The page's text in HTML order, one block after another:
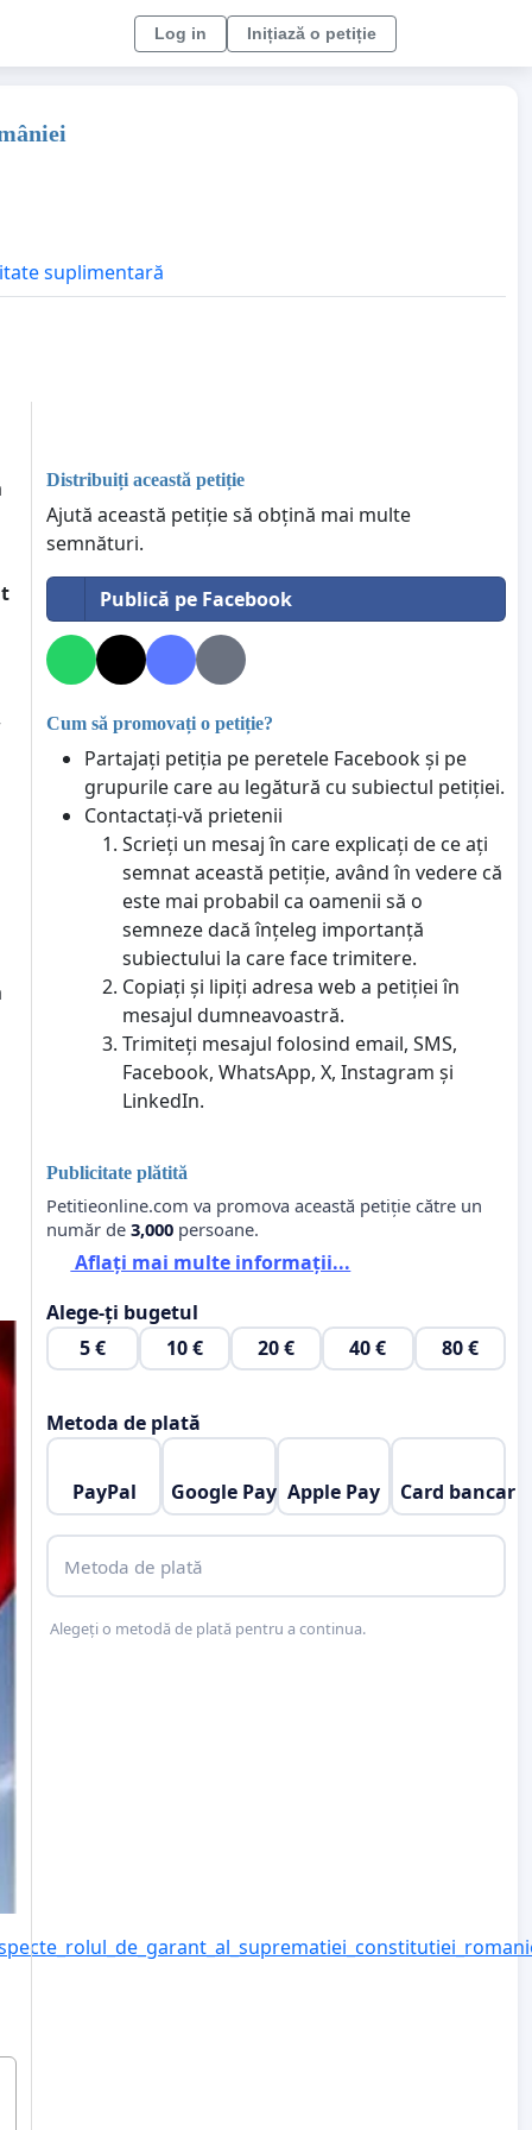
Log in Inițiază o petiție
suplimentară
Distribuiți această petiție
Ajută această petiție să obțină mai multe
semnături.
Publică pe Facebook
Cum să promovați o petiție?
Partajați petiția pe peretele Facebook și pe
grupurile care au legătură cu subiectul petiției.
Contactați-vă prietenii
Scrieți un mesaj în care explicați de ce ați
semnat această petiție, având în vedere că
este mai probabil ca oamenii să o
semneze dacă înțeleg importanță
subiectului la care face trimitere.
Copiați și lipiți adresa web a petiției în
mesajul dumneavoastră.
Trimiteți mesajul folosind email, SMS,
Facebook, WhatsApp, X, Instagram și
LinkedIn.
Publicitate plătită
Petitieonline.com va promova această petiție către un
număr de3,000 persoane.
Aflați mai multe informații...
Alege-ți bugetul
5 €
10 € 20 € 40 € 80 €
Metoda de plată
PayPal Google Pay Apple Pay Card bancar
Metoda de plată
Alegeți o metodă de plată pentru a continua.